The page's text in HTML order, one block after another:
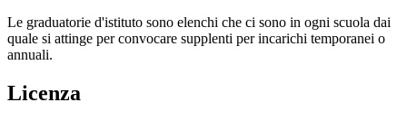
Le graduatorie d'istituto sono elenchi che ci sono in ogni scuola dai
quale si attinge per convocare supplenti per incarichi temporanei o
annuali.
Licenza